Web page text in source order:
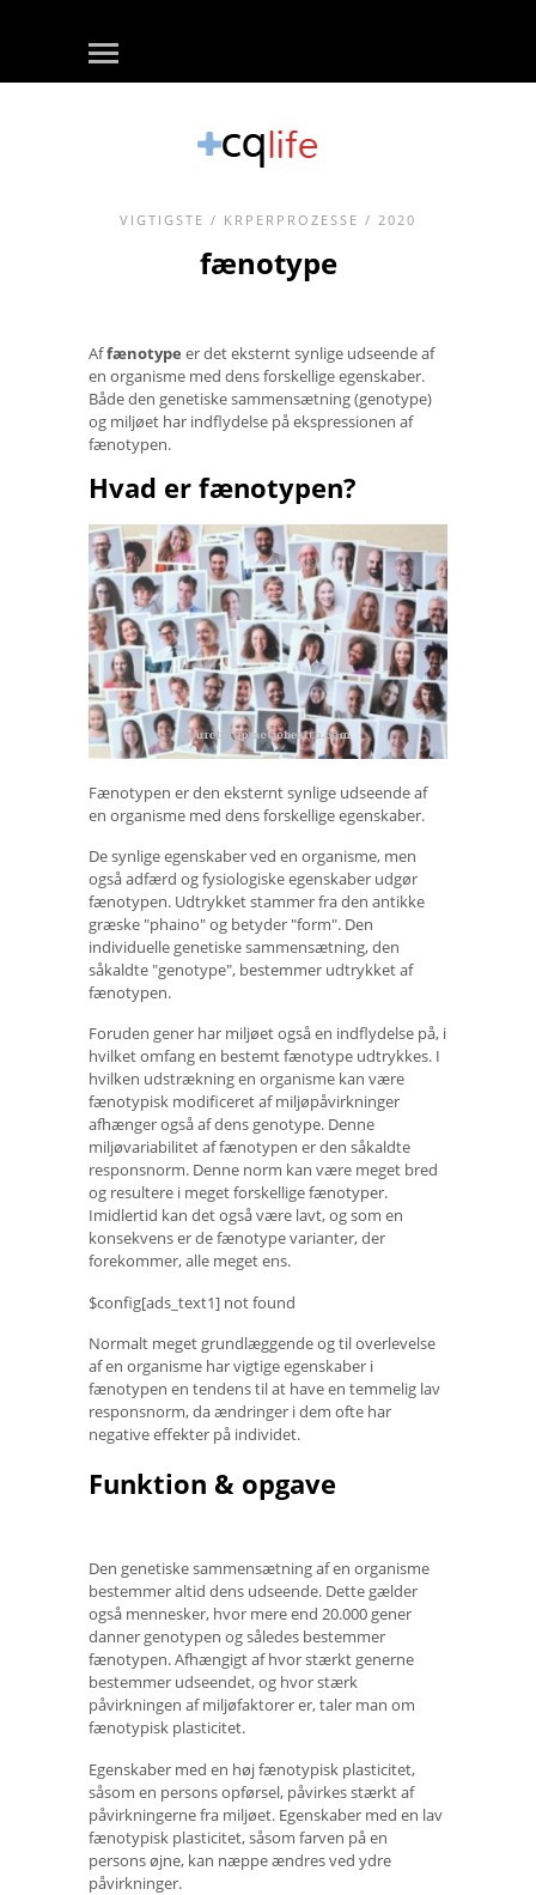
VIGTIGSTE / KRPERPROZESSE / 2020
fænotype
Affænotype er det eksternt synlige udseende af
en organisme med dens forskellige egenskaber.
Både den genetiske sammensætning (genotype)
og miljøet har indflydelse på ekspressionen af ​​
fænotypen.
Hvad er fænotypen?
Fænotypen er den eksternt synlige udseende af
en organisme med dens forskellige egenskaber.
De synlige egenskaber ved en organisme, men
også adfærd og fysiologiske egenskaber udgør
fænotypen. Udtrykket stammer fra den antikke
græske "phaino" og betyder "form". Den
individuelle genetiske sammensætning, den
såkaldte "genotype", bestemmer udtrykket af
fænotypen.
Foruden gener har miljøet også en indflydelse på, i
hvilket omfang en bestemt fænotype udtrykkes. I
hvilken udstrækning en organisme kan være
fænotypisk modificeret af miljøpåvirkninger
afhænger også af dens genotype. Denne
miljøvariabilitet af fænotypen er den såkaldte
responsnorm. Denne norm kan være meget bred
og resultere i meget forskellige fænotyper.
Imidlertid kan det også være lavt, og som en
konsekvens er de fænotype varianter, der
forekommer, alle meget ens.
$config[ads_text1] not found
Normalt meget grundlæggende og til overlevelse
af en organisme har vigtige egenskaber i
fænotypen en tendens til at have en temmelig lav
responsnorm, da ændringer i dem ofte har
negative effekter på individet.
Funktion & opgave
Den genetiske sammensætning af en organisme
bestemmer altid dens udseende. Dette gælder
også mennesker, hvor mere end 20.000 gener
danner genotypen og således bestemmer
fænotypen. Afhængigt af hvor stærkt generne
bestemmer udseendet, og hvor stærk
påvirkningen af ​​miljøfaktorer er, taler man om
fænotypisk plasticitet.
Egenskaber med en høj fænotypisk plasticitet,
såsom en persons opførsel, påvirkes stærkt af
påvirkningerne fra miljøet. Egenskaber med en lav
fænotypisk plasticitet, såsom farven på en
persons øjne, kan næppe ændres ved ydre
påvirkninger.